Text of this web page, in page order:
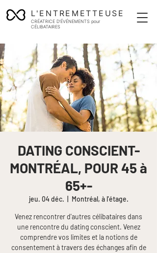
L'ENTREMETTEUSE
CRÉATRICE D'ÉVÉNEMENTS pour
CÉLIBATAIRES
DATING CONSCIENT-
MONTRÉAL, POUR 45 à
65+-
jeu. 04 déc. Montréal, à l'étage.
Venez rencontrer d'autres célibataires dans
une rencontre du dating conscient. Venez
comprendre vos limites et la notions de
consentement à travers des échanges afin de